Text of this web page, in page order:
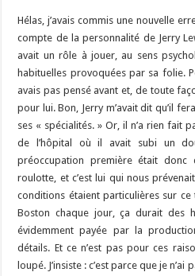
Hélas, j’avais commis une nouvelle
compte de la personnalité de Jerry
avait un rôle à jouer, au sens
habituelles provoquées par sa folie.
avais pas pensé avant et, de toute
pour lui. Bon, Jerry m’avait dit qu’il
ses « spécialités. » Or, il n’a rien fait
de l’hôpital où il avait subi un
préoccupation première était
roulotte, et c’est lui qui nous
conditions étaient particulières sur
Boston chaque jour, ça durait des
évidemment payée par la
détails. Et ce n’est pas pour ces
loupé. J’insiste : c’est parce que je